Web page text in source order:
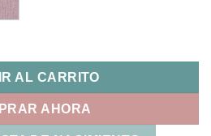
Uzturre cantidad
AL CARRITO
AHORA